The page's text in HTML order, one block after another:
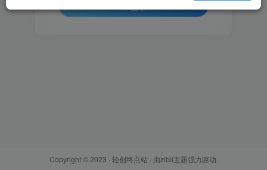
Copyright © 2023 · 轻创终点站· 由zibll主题强力驱动.